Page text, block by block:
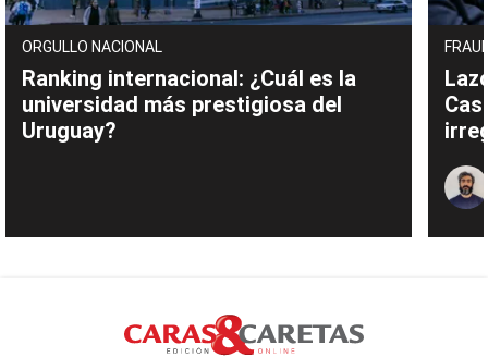
ORGULLO NACIONAL
Ranking internacional: ¿Cuál es la
universidad más prestigiosa del
Uruguay?